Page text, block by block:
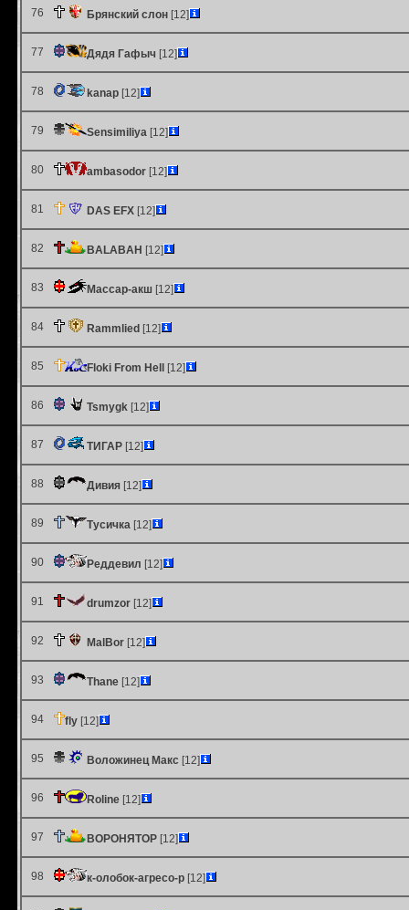
76 Брянский слон [12]
77 Дядя Гафыч [12]
78 kanap [12]
79 Sensimiliya [12]
80 ambasodor [12]
81 DAS EFX [12]
82 BALABAH [12]
83 Массар-акш [12]
84 Rammlied [12]
85 Floki From Hell [12]
86 Tsmygk [12]
87 ТИГАР [12]
88 Дивия [12]
89 Тусичка [12]
90 Реддевил [12]
91 drumzor [12]
92 MalBor [12]
93 Thane [12]
94 fly [12]
95 Воложинец Макс [12]
96 Roline [12]
97 ВОРОНЯТОР [12]
98 к-олобок-агресо-р [12]